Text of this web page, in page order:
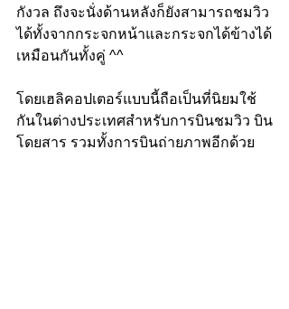
กังวล ถึงจะนั่งด้านหลังก็ยังสามารถชมวิว
ได้ทั้งจากกระจกหน้าและกระจกได้ข้างได้
เหมือนกันทั้งคู่ ^^
โดยเฮลิคอปเตอร์แบบนี้ถือเป็นที่นิยมใช้
กันในต่างประเทศสำหรับการบินชมวิว บิน
โดยสาร รวมทั้งการบินถ่ายภาพอีกด้วย